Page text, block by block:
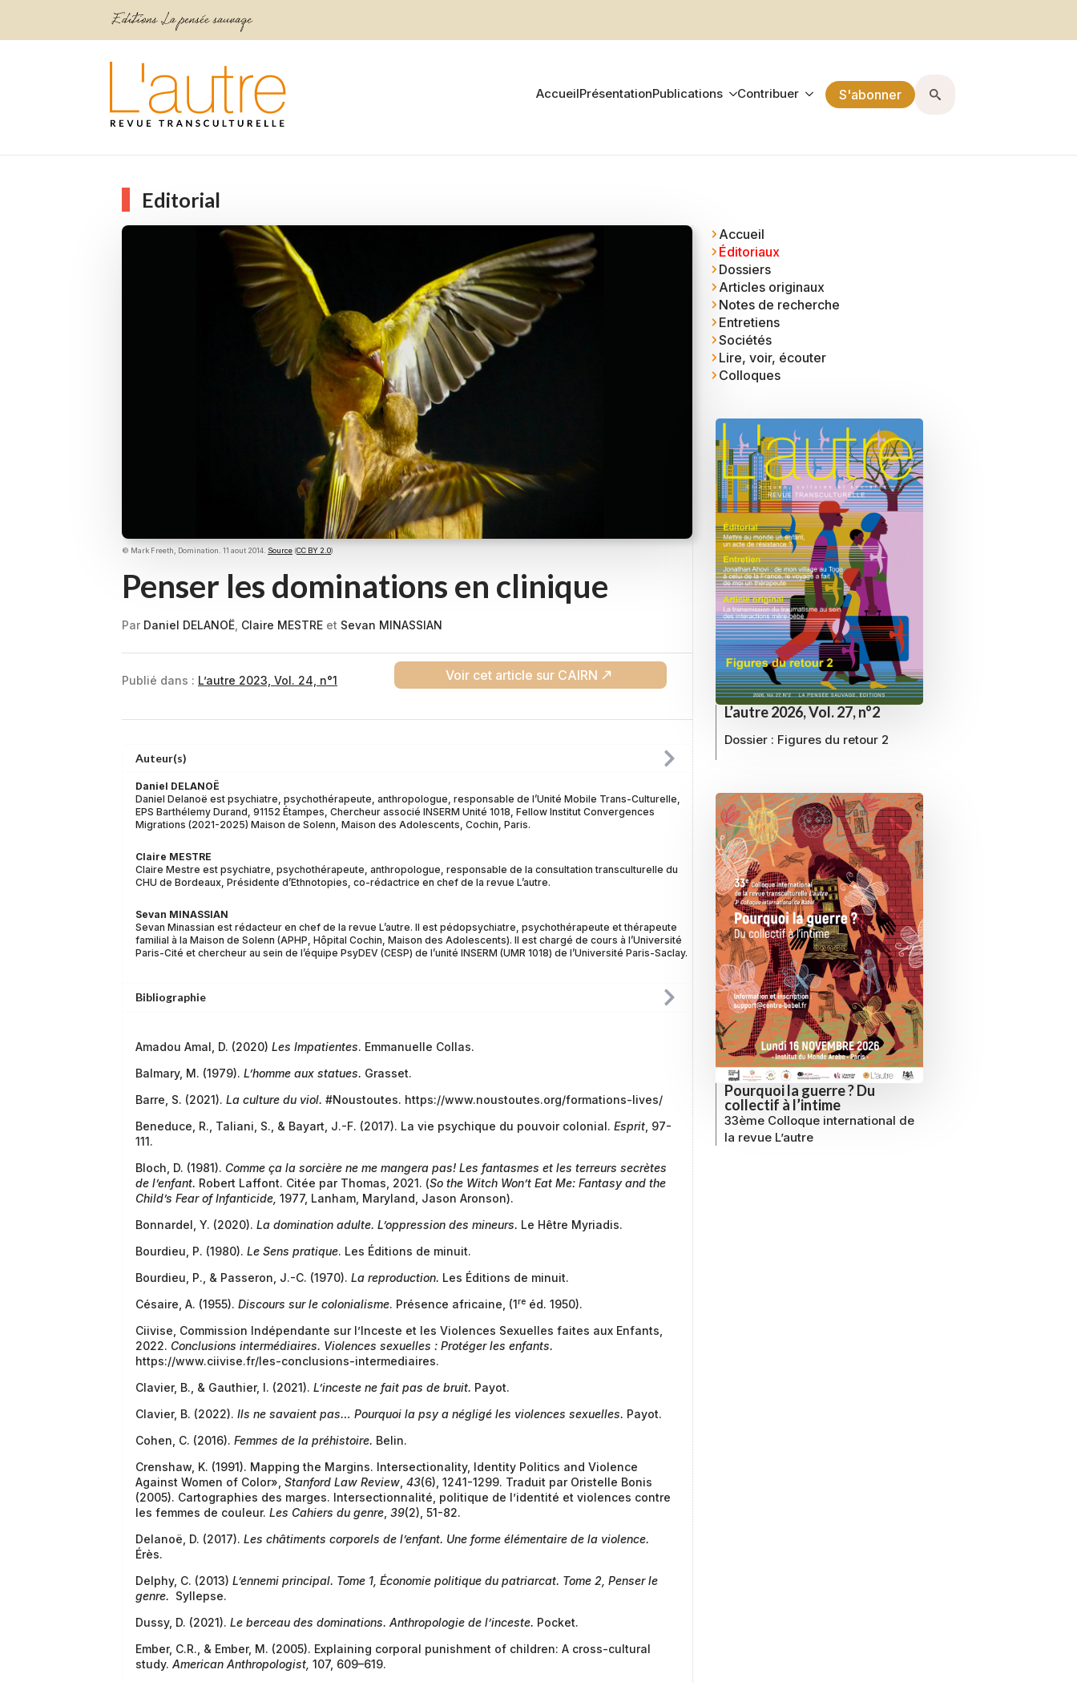
AccueilPrésentationPublications Contribuer S'abonner
Editorial
© Mark Freeth, Domination. 11 aout 2014. Source (CC BY 2.0)
Penser les dominations en clinique
Par Daniel DELANOË Claire MESTRE et Sevan MINASSIAN
Publié dans : L’autre 2023, Vol. 24, n°1 Voir cet article sur CAIRN
Auteur(s)
Daniel DELANOË
Daniel Delanoë est psychiatre, psychothérapeute, anthropologue, responsable de l’Unité Mobile Trans-Culturelle,
EPS Barthélemy Durand, 91152 Étampes, Chercheur associé INSERM Unité 1018, Fellow Institut Convergences
Migrations (2021-2025) Maison de Solenn, Maison des Adolescents, Cochin, Paris.
Claire MESTRE
Claire Mestre est psychiatre, psychothérapeute, anthropologue, responsable de la consultation transculturelle du
CHU de Bordeaux, Présidente d’Ethnotopies, co-rédactrice en chef de la revue L’autre.
Sevan MINASSIAN
Sevan Minassian est rédacteur en chef de la revue L’autre. Il est pédopsychiatre, psychothérapeute et thérapeute
familial à la Maison de Solenn (APHP, Hôpital Cochin, Maison des Adolescents). Il est chargé de cours à l’Université
Paris-Cité et chercheur au sein de l’équipe PsyDEV (CESP) de l’unité INSERM (UMR 1018) de l’Université Paris-Saclay.
Bibliographie
Amadou Amal, D. (2020) Les Impatientes. Emmanuelle Collas.
Balmary, M. (1979). L’homme aux statues. Grasset.
Barre, S. (2021). La culture du viol. #Noustoutes. https://www.noustoutes.org/formations-lives/
Beneduce, R., Taliani, S., & Bayart, J.-F. (2017). La vie psychique du pouvoir colonial. Esprit , 97-
111.
Bloch, D. (1981). Comme ça la sorcière ne me mangera pas! Les fantasmes et les terreurs secrètes
de l’enfant. Robert Laffont. Citée par Thomas, 2021. (So the Witch Won’t Eat Me: Fantasy and the
Child’s Fear of Infanticide, 1977, Lanham, Maryland, Jason Aronson).
Bonnardel, Y. (2020). La domination adulte. L’oppression des mineurs. Le Hêtre Myriadis.
Bourdieu, P. (1980). Le Sens pratique. Les Éditions de minuit.
Bourdieu, P., & Passeron, J.-C. (1970). La reproduction. Les Éditions de minuit.
Césaire, A. (1955). Discours sur le colonialisme. Présence africaine, (1re éd. 1950).
Ciivise, Commission Indépendante sur l’Inceste et les Violences Sexuelles faites aux Enfants,
2022. Conclusions intermédiaires. Violences sexuelles : Protéger les enfants.
https://www.ciivise.fr/les-conclusions-intermediaires.
Clavier, B., & Gauthier, I. (2021). L’inceste ne fait pas de bruit. Payot.
Clavier, B. (2022). Ils ne savaient pas… Pourquoi la psy a négligé les violences sexuelles. Payot.
Cohen, C. (2016). Femmes de la préhistoire. Belin.
Crenshaw, K. (1991). Mapping the Margins. Intersectionality, Identity Politics and Violence
Against Women of Color», Stanford Law Review 43(6), 1241-1299. Traduit par Oristelle Bonis
(2005). Cartographies des marges. Intersectionnalité, politique de l’identité et violences contre
les femmes de couleur. Les Cahiers du genre 39(2), 51-82.
Delanoë, D. (2017). Les châtiments corporels de l’enfant. Une forme élémentaire de la violence.
Érès.
Delphy, C. (2013) L’ennemi principal. Tome 1, Économie politique du patriarcat. Tome 2, Penser le
genre. Syllepse.
Dussy, D. (2021). Le berceau des dominations. Anthropologie de l’inceste. Pocket.
Ember, C.R., & Ember, M. (2005). Explaining corporal punishment of children: A cross-cultural
study. American Anthropologist, 107, 609–619.
Accueil
Éditoriaux
Dossiers
Articles originaux
Notes de recherche
Entretiens
Sociétés
Lire, voir, écouter
Colloques
L’autre 2026, Vol. 27, n°2
Dossier : Figures du retour 2
Pourquoi la guerre ? Du
collectif à l’intime
33ème Colloque international de
la revue L’autre